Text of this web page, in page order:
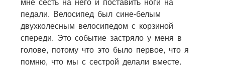
мне сесть на него и поставить ноги на
педали. Велосипед был сине-белым
двухколесным велосипедом с корзиной
спереди. Это событие застряло у меня в
голове, потому что это было первое, что я
помню, что мы с сестрой делали вместе.